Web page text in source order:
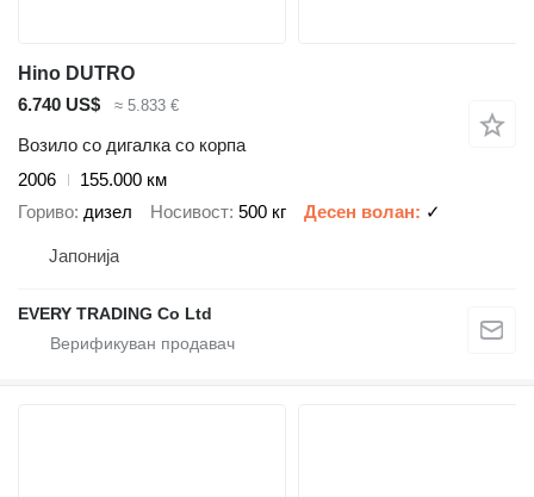
Hino DUTRO
6.740 US$
≈ 5.833 €
Возило со дигалка со корпа
2006
155.000 км
Гориво дизел Носивост 500 кг Десен волан ✓
Јапонија
EVERY TRADING Co Ltd